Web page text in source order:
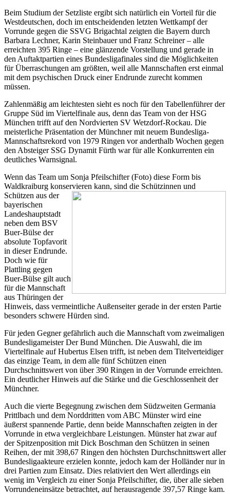
Beim Studium der Setzliste ergibt sich natürlich ein Vorteil für die
Westdeutschen, doch im entscheidenden letzten Wettkampf der
Vorrunde gegen die SSVG Brigachtal zeigten die Bayern durch
Barbara Lechner, Karin Steinbauer und Franz Schreiner – alle
erreichten 395 Ringe – eine glänzende Vorstellung und gerade in
den Auftaktpartien eines Bundesligafinales sind die Möglichkeiten
für Überraschungen am größten, weil alle Mannschaften erst einmal
mit dem psychischen Druck einer Endrunde zurecht kommen
müssen.
Zahlenmäßig am leichtesten sieht es noch für den Tabellenführer der
Gruppe Süd im Viertelfinale aus, denn das Team von der HSG
München trifft auf den Nordvierten SV Wetzdorf-Rockau. Die
meisterliche Präsentation der Münchner mit neuem Bundesliga-
Mannschaftsrekord von 1979 Ringen vor anderthalb Wochen gegen
den Absteiger SSG Dynamit Fürth war für alle Konkurrenten ein
deutliches Warnsignal.
Wenn das Team um Sonja Pfeilschifter (Foto) diese Form bis
Waldkraiburg konservieren kann, sind die Schützinnen und
Schützen aus der
bayerischen
Landeshauptstadt
neben dem BSV
Buer-Bülse der
absolute Topfavorit
in dieser Endrunde.
Doch wie für
Plattling gegen
Buer-Bülse gilt auch
für die Mannschaft
aus Thüringen der
Hinweis, dass vermeintliche Außenseiter gerade in der ersten Partie
besonders schwere Hürden sind.
Für jeden Gegner gefährlich auch die Mannschaft vom zweimaligen
Bundesligameister Der Bund München. Die Auswahl, die im
Viertelfinale auf Hubertus Elsen trifft, ist neben dem Titelverteidiger
das einzige Team, in dem alle fünf Schützen einen
Durchschnittswert von über 390 Ringen in der Vorrunde erreichten.
Ein deutlicher Hinweis auf die Stärke und die Geschlossenheit der
Münchner.
Auch die vierte Begegnung zwischen dem Südzweiten Germania
Prittlbach und dem Norddritten vom ABC Münster wird eine
äußerst spannende Partie, denn beide Mannschaften zeigten in der
Vorrunde in etwa vergleichbare Leistungen. Münster hat zwar auf
der Spitzenposition mit Dick Boschman den Schützen in seinen
Reihen, der mit 398,67 Ringen den höchsten Durchschnittswert aller
Bundesligaakteure erzielen konnte, jedoch kam der Holländer nur in
drei Partien zum Einsatz. Dies relativiert den Wert allerdings ein
wenig im Vergleich zu einer Sonja Pfeilschifter, die, über alle sieben
Vorrundeneinsätze betrachtet, auf herausragende 397,57 Ringe kam.